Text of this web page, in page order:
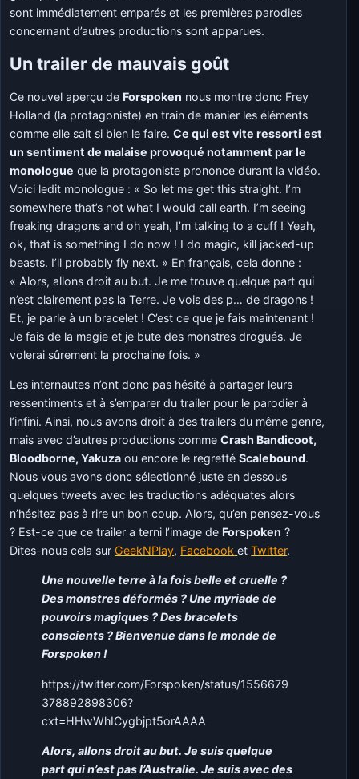
sont immédiatement emparés et les premières parodies
concernant d’autres productions sont apparues.
Un trailer de mauvais goût
Ce nouvel aperçu de Forspoken nous montre donc Frey
Holland (la protagoniste) en train de manier les éléments
comme elle sait si bien le faire.Ce qui est vite ressorti est
un sentiment de malaise provoqué notamment par le
monologue que la protagoniste prononce durant la vidéo.
Voici ledit monologue : « So let me get this straight. I’m
somewhere that’s not what I would call earth. I’m seeing
freaking dragons and oh yeah, I’m talking to a cuff ! Yeah,
ok, that is something I do now ! I do magic, kill jacked-up
beasts. I’ll probably fly next. » En français, cela donne :
« Alors, allons droit au but. Je me trouve quelque part qui
n’est clairement pas la Terre. Je vois des p… de dragons !
Et, je parle à un bracelet ! C’est ce que je fais maintenant !
Je fais de la magie et je bute des monstres drogués. Je
volerai sûrement la prochaine fois. »
Les internautes n’ont donc pas hésité à partager leurs
ressentiments et à s’emparer du trailer pour le parodier à
l’infini. Ainsi, nous avons droit à des trailers du même genre,
mais avec d’autres productions commeCrash Bandicoot,
Bloodborne, Yakuza ou encore le regrettéScalebound.
Nous vous avons donc sélectionné juste en dessous
quelques tweets avec les traductions adéquates alors
n’hésitez pas à rire un bon coup. Alors, qu’en pensez-vous
? Est-ce que ce trailer a terni l’image de Forspoken ?
Dites-nous cela sur GeekNPlay, Facebook etTwitter.
Une nouvelle terre à la fois belle et cruelle ?
Des monstres déformés ? Une myriade de
pouvoirs magiques ? Des bracelets
conscients ? Bienvenue dans le monde de
Forspoken !
https://twitter.com/Forspoken/status/1556679
378892898306?
cxt=HHwWhICygbjpt5orAAAA
Alors, allons droit au but. Je suis quelque
part qui n’est pas l’Australie. Je suis avec des